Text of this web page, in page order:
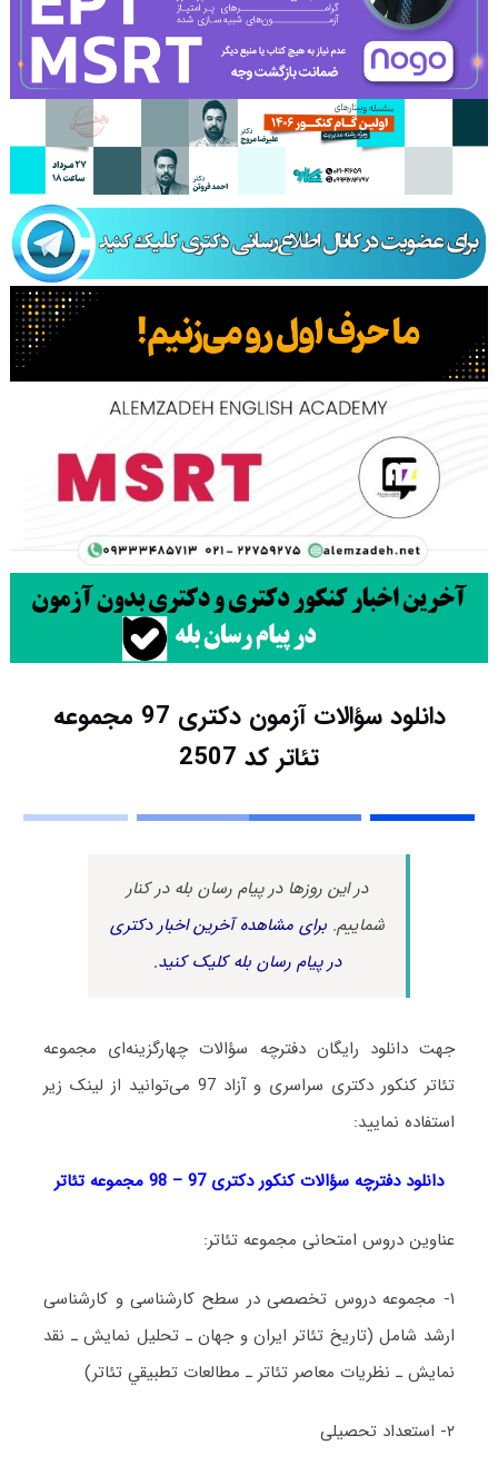
دانلود سؤالات آزمون دکتری 97 مجموعه
تئاتر کد 2507
در این روزها در پیام رسان بله در کنار
شماییم.برای مشاهده آخرین اخبار دکتری
در پیام رسان بله کلیک کنید.
جهت دانلود رایگان دفترچه سؤالات چهارگزینه‌ای مجموعه
تئاتر کنکور دکتری سراسری و آزاد 97 می‌توانید از لینک زیر
استفاده نمایید:
دانلود دفترچه سؤالات کنکور دکتری 97 – 98 مجموعه تئاتر
عناوین دروس امتحانی مجموعه تئاتر:
۱- مجموعه دروس تخصصی در سطح کارشناسی و کارشناسی
ارشد شامل (ﺗﺎرﻳﺦ ﺗﺌﺎﺗﺮ اﻳﺮان و ﺟﻬﺎن ـ ﺗﺤﻠﻴﻞ ﻧﻤﺎﻳﺶ ـ ﻧﻘﺪ
ﻧﻤﺎﻳﺶ ـ ﻧﻈﺮﻳﺎت ﻣﻌﺎﺻﺮ ﺗﺌﺎﺗﺮ ـ ﻣﻄﺎﻟﻌﺎت ﺗﻄﺒﻴﻘﻲ ﺗﺌﺎﺗﺮ)
۲- استعداد تحصیلی